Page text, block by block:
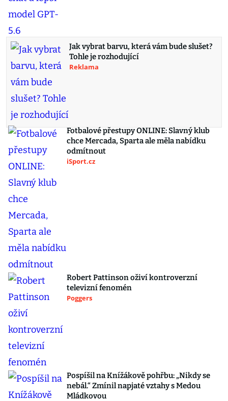
Jak vybrat barvu, která vám bude slušet?
Tohle je rozhodující
Reklama
Fotbalové přestupy ONLINE: Slavný klub
chce Mercada, Sparta ale měla nabídku
odmítnout
iSport.cz
Robert Pattinson oživí kontroverzní
televizní fenomén
Poggers
Pospíšil na Knížákově pohřbu: „Nikdy se
nebál.“ Zmínil napjaté vztahy s Medou
Mládkovou